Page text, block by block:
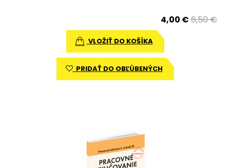
4,00 € 6,50 €
VLOŽIŤ DO KOŠÍKA
PRIDAŤ DO OBĽÚBENÝCH